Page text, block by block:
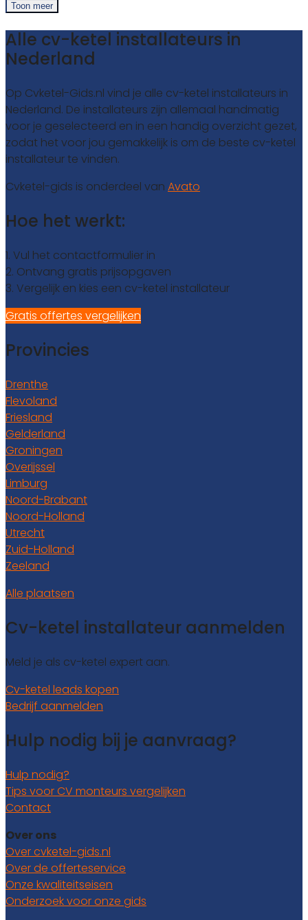
Toon meer
Alle cv-ketel installateurs in
Nederland
Op Cvketel-Gids.nl vind je alle cv-ketel installateurs in
Nederland. De installateurs zijn allemaal handmatig
voor je geselecteerd en in een handig overzicht gezet,
zodat het voor jou gemakkelijk is om de beste cv-ketel
installateur te vinden.
Cvketel-gids is onderdeel van Avato
Hoe het werkt:
1. Vul het contactformulier in
2. Ontvang gratis prijsopgaven
3. Vergelijk en kies een cv-ketel installateur
Gratis offertes vergelijken
Provincies
Drenthe
Flevoland
Friesland
Gelderland
Groningen
Overijssel
Limburg
Noord-Brabant
Noord-Holland
Utrecht
Zuid-Holland
Zeeland
Alle plaatsen
Cv-ketel installateur aanmelden
Meld je als cv-ketel expert aan.
Cv-ketel leads kopen
Bedrijf aanmelden
Hulp nodig bij je aanvraag?
Hulp nodig?
Tips voor CV monteurs vergelijken
Contact
Over ons
Over cvketel-gids.nl
Over de offerteservice
Onze kwaliteitseisen
Onderzoek voor onze gids